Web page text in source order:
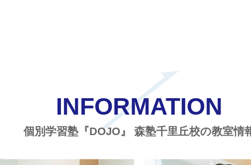
INFORMATION
個別学習塾『DOJO』 森塾千里丘校の教室情